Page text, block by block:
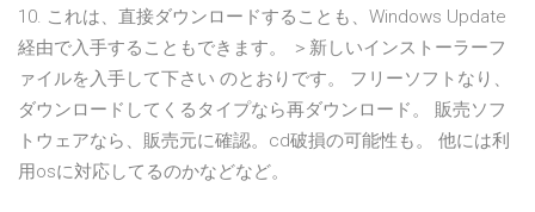
10. これは、直接ダウンロードすることも、Windows Update
経由で入手することもできます。 ＞新しいインストーラーフ
ァイルを入手して下さい のとおりです。 フリーソフトなり、
ダウンロードしてくるタイプなら再ダウンロード。 販売ソフ
トウェアなら、販売元に確認。cd破損の可能性も。 他には利
用osに対応してるのかなどなど。